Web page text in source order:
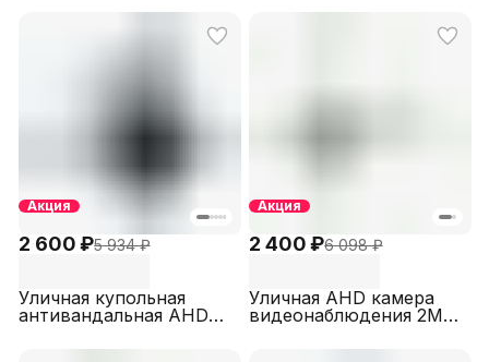
SECTEC AHD230PTZ-5M
видеонаблюдения 5МП
Акция
2 600 ₽5 934 ₽
Уличная купольная
антивандальная AHD
видеонаблюдения 2МП
Акция
2 400 ₽6 098 ₽
Уличная AHD камера
видеонаблюдения 2МП
SECTEC ST-